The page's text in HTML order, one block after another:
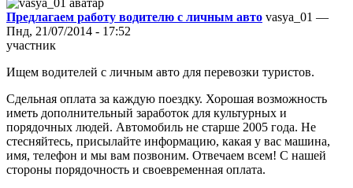
Предлагаем работу водителю с личным авто vasya_01 —
Пнд, 21/07/2014 - 17:52
участник
Ищем водителей с личным авто для перевозки туристов.
Сдельная оплата за каждую поездку. Хорошая возможность
иметь дополнительный заработок для культурных и
порядочных людей. Автомобиль не старше 2005 года. Не
стесняйтесь, присылайте информацию, какая у вас машина,
имя, телефон и мы вам позвоним. Отвечаем всем! С нашей
стороны порядочность и своевременная оплата.